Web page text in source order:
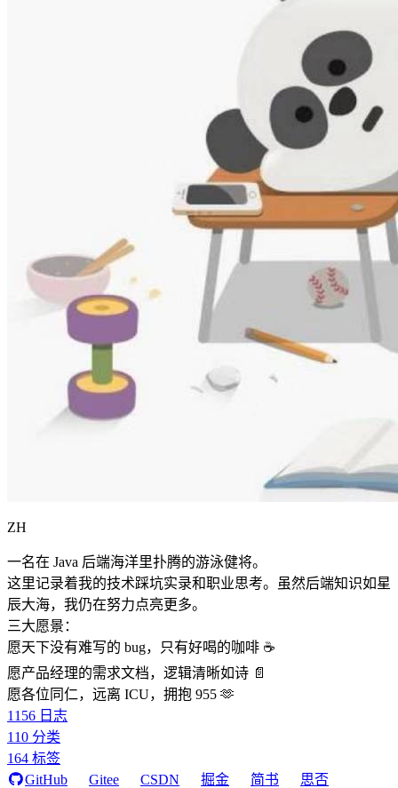
ZH
一名在 Java 后端海洋里扑腾的游泳健将。
这里记录着我的技术踩坑实录和职业思考。虽然后端知识如星
辰大海，我仍在努力点亮更多。
三大愿景：
愿天下没有难写的 bug，只有好喝的咖啡 ☕️
愿产品经理的需求文档，逻辑清晰如诗 📄
愿各位同仁，远离 ICU，拥抱 955 🫶
1156 日志
110 分类
164 标签
GitHub
Gitee CSDN 掘金 简书
思否